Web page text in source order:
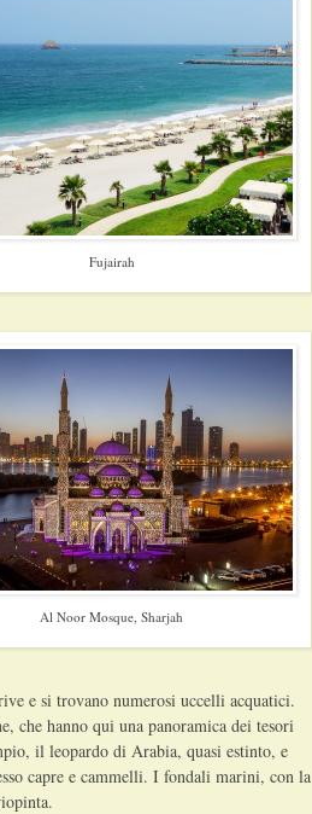
Fujairah
Al Noor Mosque, Sharjah
e si trovano numerosi uccelli acquatici.
che hanno qui una panoramica dei tesori
il leopardo di Arabia, quasi estinto, e
capre e cammelli. I fondali marini, con la